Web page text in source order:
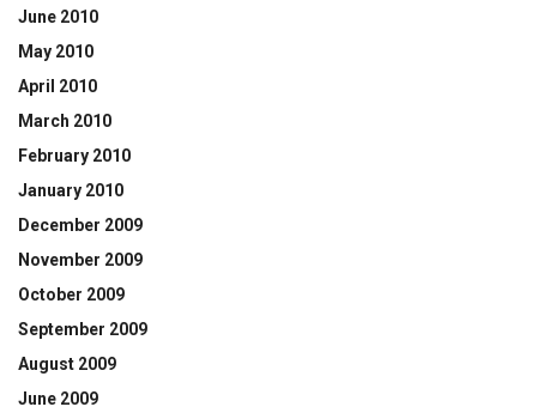
June 2010
May 2010
April 2010
March 2010
February 2010
January 2010
December 2009
November 2009
October 2009
September 2009
August 2009
June 2009